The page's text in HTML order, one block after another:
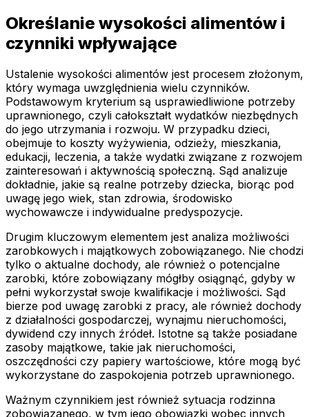
Określanie wysokości alimentów i
czynniki wpływające
Ustalenie wysokości alimentów jest procesem złożonym,
który wymaga uwzględnienia wielu czynników.
Podstawowym kryterium są usprawiedliwione potrzeby
uprawnionego, czyli całokształt wydatków niezbędnych
do jego utrzymania i rozwoju. W przypadku dzieci,
obejmuje to koszty wyżywienia, odzieży, mieszkania,
edukacji, leczenia, a także wydatki związane z rozwojem
zainteresowań i aktywnością społeczną. Sąd analizuje
dokładnie, jakie są realne potrzeby dziecka, biorąc pod
uwagę jego wiek, stan zdrowia, środowisko
wychowawcze i indywidualne predyspozycje.
Drugim kluczowym elementem jest analiza możliwości
zarobkowych i majątkowych zobowiązanego. Nie chodzi
tylko o aktualne dochody, ale również o potencjalne
zarobki, które zobowiązany mógłby osiągnąć, gdyby w
pełni wykorzystał swoje kwalifikacje i możliwości. Sąd
bierze pod uwagę zarobki z pracy, ale również dochody
z działalności gospodarczej, wynajmu nieruchomości,
dywidend czy innych źródeł. Istotne są także posiadane
zasoby majątkowe, takie jak nieruchomości,
oszczędności czy papiery wartościowe, które mogą być
wykorzystane do zaspokojenia potrzeb uprawnionego.
Ważnym czynnikiem jest również sytuacja rodzinna
zobowiązanego, w tym jego obowiązki wobec innych